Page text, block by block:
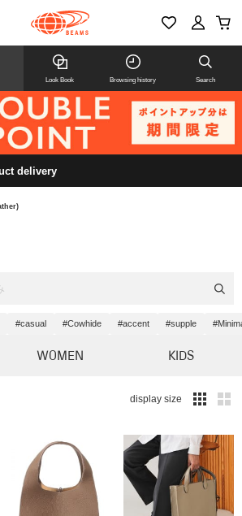
Look Book Browsing history Search
delivery
#casual #Cowhide #accent #supple
WOMEN KIDS
display size